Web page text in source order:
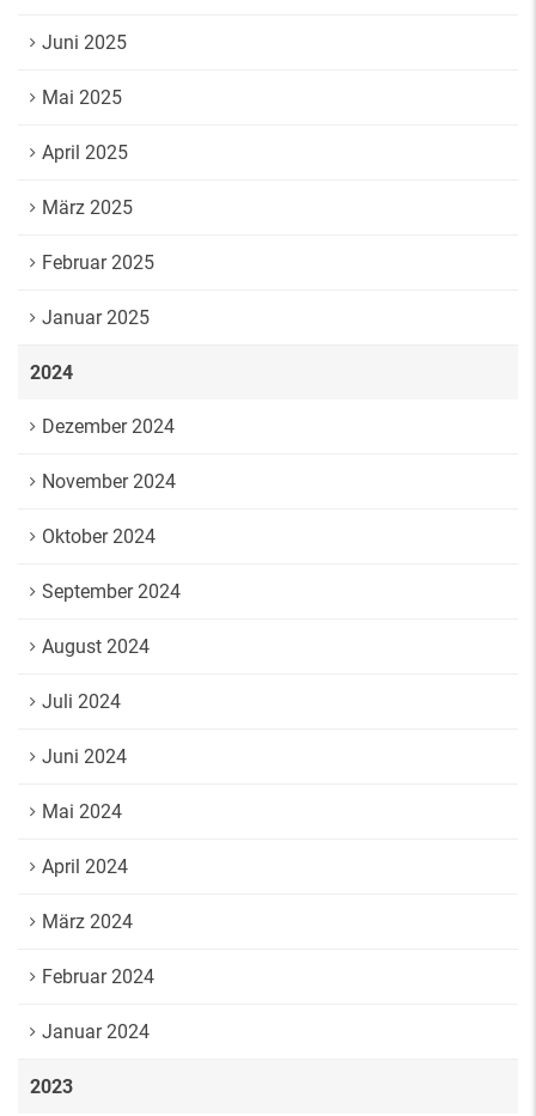
Juni 2025
Mai 2025
April 2025
März 2025
Februar 2025
Januar 2025
2024
Dezember 2024
November 2024
Oktober 2024
September 2024
August 2024
Juli 2024
Juni 2024
Mai 2024
April 2024
März 2024
Februar 2024
Januar 2024
2023